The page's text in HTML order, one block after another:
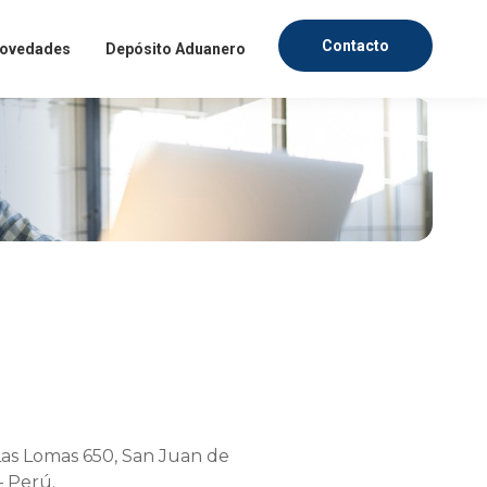
Depósito Aduanero Contacto
Lomas 650, San Juan de
Perú.
posible.